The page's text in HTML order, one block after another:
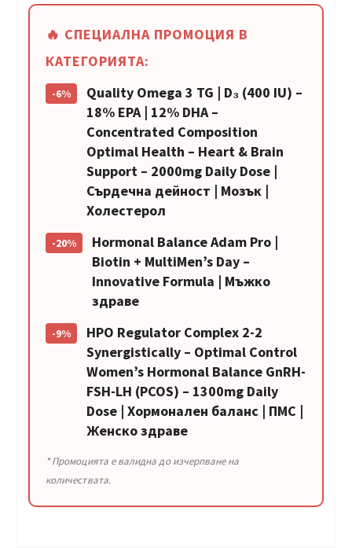
🔥 СПЕЦИАЛНА ПРОМОЦИЯ В
КАТЕГОРИЯТА:
-6%
Quality Omega 3 TG | D₃ (400 IU) –
18% ЕРА | 12% DHA –
Concentrated Composition
Optimal Health – Heart & Brain
Support – 2000mg Daily Dose |
Сърдечна дейност | Мозък |
Холестерол
-20%
Hormonal Balance Adam Pro |
Biotin + MultiMen’s Day –
Innovative Formula | Мъжко
здраве
-9%
HPO Regulator Complex 2-2
Synergistically – Optimal Control
Women’s Hormonal Balance GnRH-
FSH-LH (PCOS) – 1300mg Daily
Dose | Хормонален баланс | ПМС |
Женско здраве
* Промоцията е валидна до изчерпване на
количествата.